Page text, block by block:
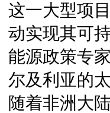
这一大型项
动实现其可
能源政策专
尔及利亚的
随着非洲大